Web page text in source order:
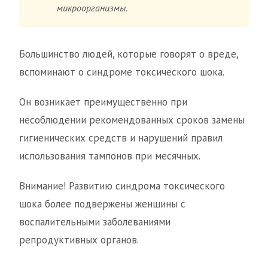
микроорганизмы.
Большинство людей, которые говорят о вреде,
вспоминают о синдроме токсического шока.
Он возникает преимущественно при
несоблюдении рекомендованных сроков замены
гигиенических средств и нарушений правил
использования тампонов при месячных.
Внимание! Развитию синдрома токсического
шока более подвержены женщины с
воспалительными заболеваниями
репродуктивных органов.